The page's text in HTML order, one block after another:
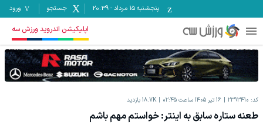
پنجشنبه ۱۵ مرداد -
20:39 جستجو ورود
اپلیکیشن اندروید ورزش سه
کد: 2393410 16 تیر 1405 ساعت 02:45 18.7K بازدید
طعنه ستاره سابق به اینتر: خواستم مهم باشم